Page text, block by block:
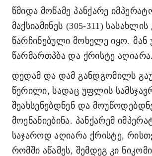
წმიდა მოწამე პანქარე
მაქსიამინეს (305-311) სასახლის
წარჩინებული მოხელე იყო. მან
წარმართპბა და ქრისტე აღიარა.
დედამ და დამ განდგომილს
წერილი, სადაც უფლის
შეახსენებდნენ და
მოენანიებინა. პანქარემ
საჯაროდ აღიარა ქრისტე,
რომში აწამეს, შემდეგ კი